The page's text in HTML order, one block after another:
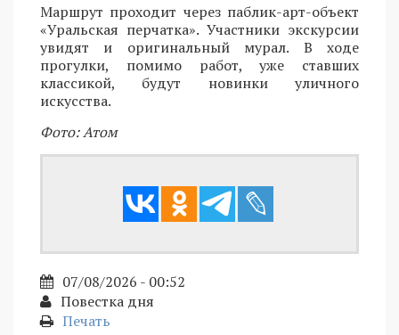
Маршрут проходит через паблик-арт-объект
«Уральская перчатка». Участники экскурсии
увидят и оригинальный мурал. В ходе
прогулки, помимо работ, уже ставших
классикой, будут новинки уличного
искусства.
Фото: Атом
07/08/2026 - 00:52
Повестка дня
Печать